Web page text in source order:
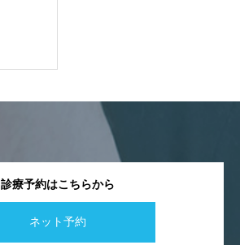
診療予約はこちらから
ネット予約